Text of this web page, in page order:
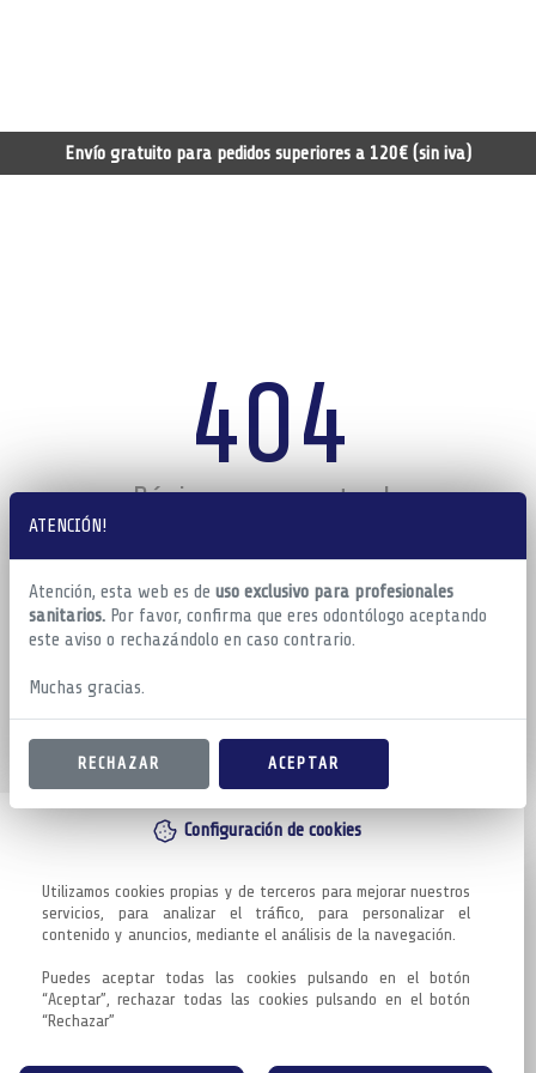
ATENCIÓN!
Atención, esta web es de uso exclusivo para profesionales
sanitarios. Por favor, confirma que eres odontólogo aceptando
este aviso o rechazándolo en caso contrario.
Muchas gracias.
RECHAZAR ACEPTAR
Configuración de cookies
Utilizamos cookies propias y de terceros para mejorar nuestros
servicios, para analizar el tráfico, para personalizar el
contenido y anuncios, mediante el análisis de la navegación.
Puedes aceptar todas las cookies pulsando en el botón
“Aceptar”, rechazar todas las cookies pulsando en el botón
“Rechazar”
Envío gratuito para pedidos superiores a 120€ (sin iva)
404
Página no encontrada